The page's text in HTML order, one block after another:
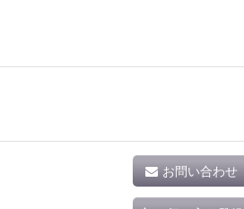
お問い合わせ